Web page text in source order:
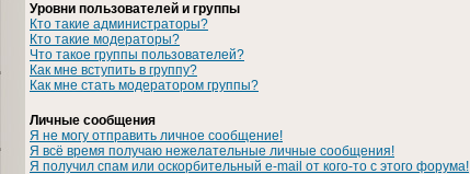
Уровни пользователей и группы
Кто такие администраторы?
Кто такие модераторы?
Что такое группы пользователей?
Как мне вступить в группу?
Как мне стать модератором группы?
Личные сообщения
Я не могу отправить личное сообщение!
Я всё время получаю нежелательные личные сообщения!
Я получил спам или оскорбительный e-mail от кого-то с этого форума!